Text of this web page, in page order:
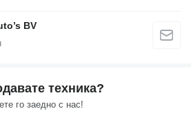
BV
техника?
го заедно с нас!